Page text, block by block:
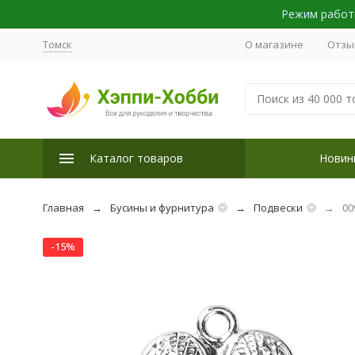
Режим
Томск О магазине
Каталог товаров
Главная Бусины и фурнитура Подвески
-15%